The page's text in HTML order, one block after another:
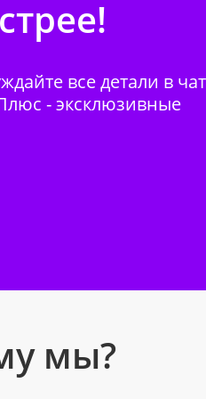
все детали в
- эксклюзивные
мы?